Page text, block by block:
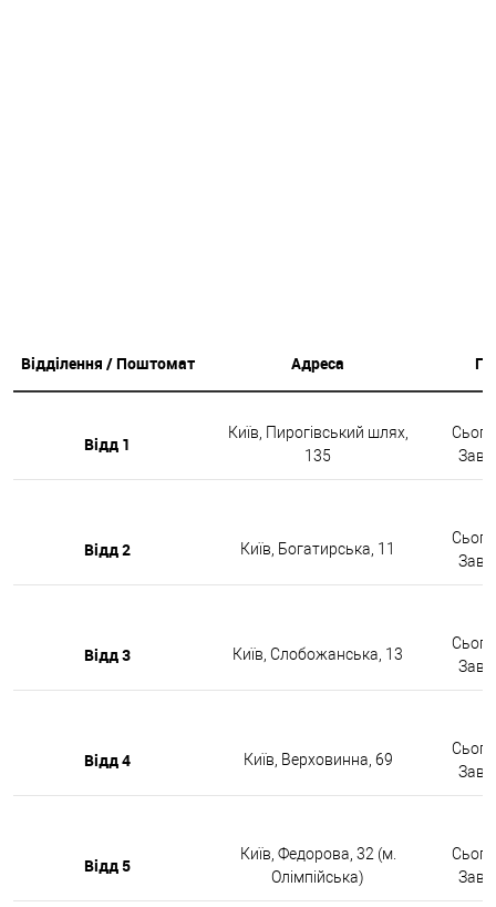
Відділення / Поштомат Адреса
Відд 1
Київ, Пирогівський шлях,
135
Відд 2 Київ, Богатирська, 11
Відд 3 Київ, Слобожанська, 13
Відд 4 Київ, Верховинна, 69
Відд 5
Київ, Федорова, 32 (м.
Олімпійська)